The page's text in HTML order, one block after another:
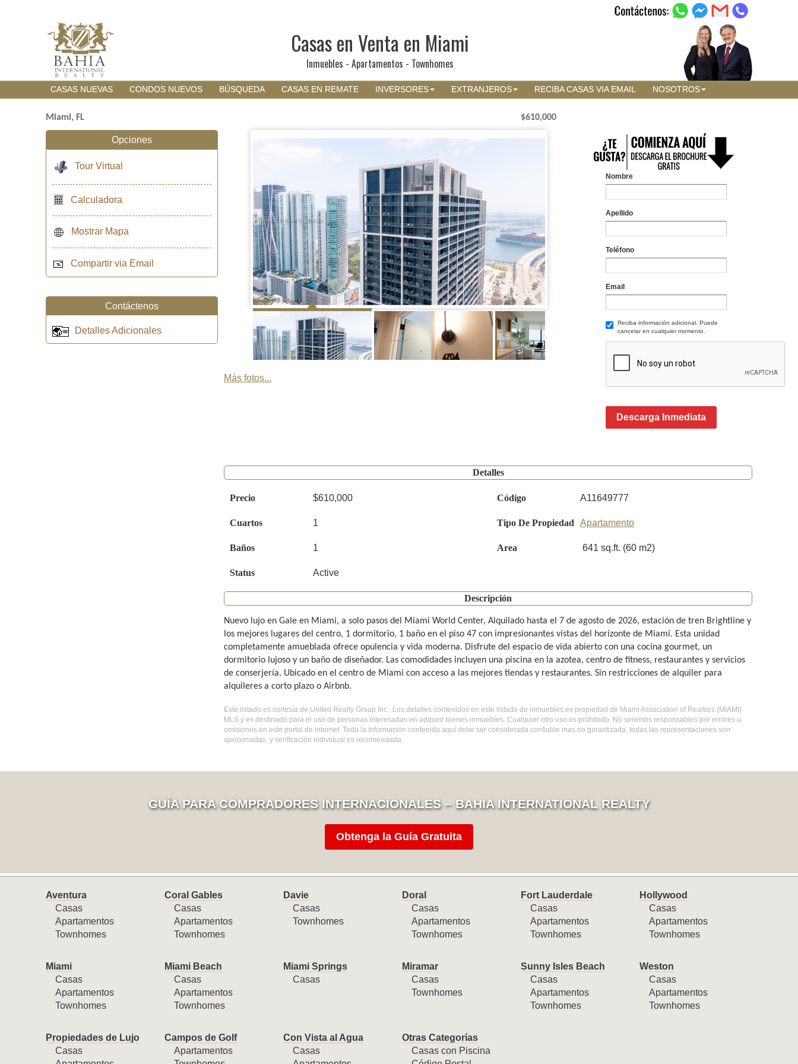
Casas en Venta en Miami
Inmuebles - Apartamentos - Townhomes
CASAS NUEVAS CONDOS NUEVOS BÚSQUEDA CASAS EN REMATE INVERSORES EXTRANJEROS RECIBA CASAS VIA EMAIL NOSOTROS
Miami, FL $610,000
Más fotos...
Nombre
Apellido
Teléfono
Email
Reciba información adicional. Puede
cancelar en cualquier momento.
Descarga Inmediata
Detalles
Precio $610,000 Código A11649777
Cuartos 1 Tipo De Propiedad Apartamento
Baños 1 Area 641 sq.ft. (60 m2)
Status Active
Descripción
Nuevo lujo en Gale en Miami, a solo pasos del Miami World Center, Alquilado hasta el 7 de agosto de 2026, estación de tren Brightline y
los mejores lugares del centro, 1 dormitorio, 1 baño en el piso 47 con impresionantes vistas del horizonte de Miami. Esta unidad
completamente amueblada ofrece opulencia y vida moderna. Disfrute del espacio de vida abierto con una cocina gourmet, un
dormitorio lujoso y un baño de diseñador. Las comodidades incluyen una piscina en la azotea, centro de fitness, restaurantes y servicios
de conserjería. Ubicado en el centro de Miami con acceso a las mejores tiendas y restaurantes. Sin restricciones de alquiler para
alquileres a corto plazo o Airbnb.
Este listado es cortesía de United Realty Group Inc . Los detalles contenidos en este listado de inmuebles es propiedad de Miami Association of Realtors (MIAMI)
MLS y es destinado para el uso de personas interesadas en adquirir bienes inmuebles. Cualquier otro uso es prohibido. No seremos responsables por errores u
omisiones en este portal de internet. Toda la información contenida aquí debe ser considerada confiable mas no garantizada, todas las representaciones son
aproximadas, y verificación individual es recomendada.
Opciones
Tour Virtual
Calculadora
Mostrar Mapa
Compartir via Email
Contáctenos
Detalles Adicionales
GUÍA PARA COMPRADORES INTERNACIONALES – BAHIA INTERNATIONAL REALTY
Obtenga la Guía Gratuita
Aventura
Casas
Apartamentos
Townhomes
Coral Gables
Casas
Apartamentos
Townhomes
Davie
Casas
Townhomes
Doral
Casas
Apartamentos
Townhomes
Fort Lauderdale
Casas
Apartamentos
Townhomes
Hollywood
Casas
Apartamentos
Townhomes
Miami
Casas
Apartamentos
Townhomes
Miami Beach
Casas
Apartamentos
Townhomes
Miami Springs
Casas
Miramar
Casas
Townhomes
Sunny Isles Beach
Casas
Apartamentos
Townhomes
Weston
Casas
Apartamentos
Townhomes
Propiedades de Lujo
Casas
Campos de Golf
Apartamentos
Con Vista al Agua
Casas
Otras Categorías
Casas con Piscina